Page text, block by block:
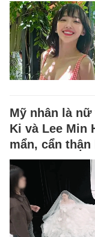
Mỹ nhân là
Ki và Lee Min
mẩn, cẩn